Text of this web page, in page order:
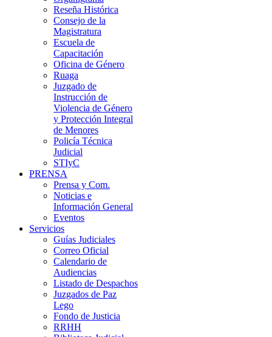
Reseña Histórica
Consejo de la
Magistratura
Escuela de
Capacitación
Oficina de Género
Ruaga
Juzgado de
Instrucción de
Violencia de Género
y Protección Integral
de Menores
Policía Técnica
Judicial
STIyC
PRENSA
Prensa y Com.
Noticias e
Información General
Eventos
Servicios
Guías Judiciales
Correo Oficial
Calendario de
Audiencias
Listado de Despachos
Juzgados de Paz
Lego
Fondo de Justicia
RRHH